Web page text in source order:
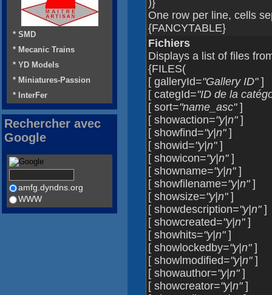
)}
One row per line, cells
{FANCYTABLE}
Fichiers
Displays a list of files
{FILES(
[ galleryId="Gallery ID"]
[ categId="ID de la
[ sort="name_asc"]
[ showaction="y|n"]
[ showfind="y|n"]
[ showid="y|n"]
[ showicon="y|n"]
[ showname="y|n"]
[ showfilename="y|n"]
[ showsize="y|n"]
[ showdescription="y|n"]
[ showcreated="y|n"]
[ showhits="y|n"]
[ showlockedby="y|n"]
[ showlmodified="y|n"]
[ showauthor="y|n"]
[ showcreator="y|n"]
* SMD
* Mecanic Trains
* YD Models
* Miniatures-Passion
* InterFer
Rechercher avec
Google
amfg.dyndns.org
WWW